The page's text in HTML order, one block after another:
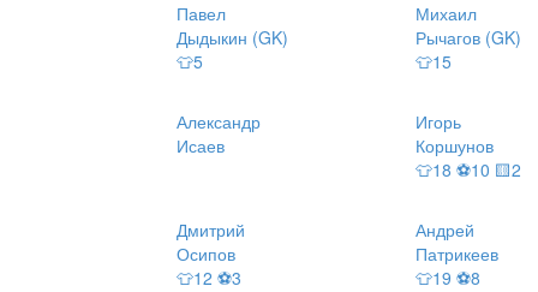
Павел
Дыдыкин (GK)
👕5
Михаил
Рычагов (GK)
👕15
Александр
Исаев
Игорь
Коршунов
👕18 ⚽10 🟨2
Дмитрий
Осипов
👕12 ⚽3
Андрей
Патрикеев
👕19 ⚽8